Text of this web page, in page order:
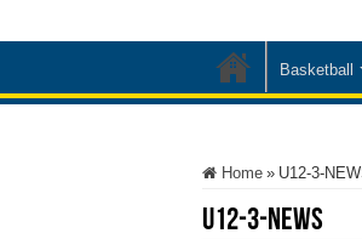
Basketball
Home » U12-3-
U12-3-NEWS